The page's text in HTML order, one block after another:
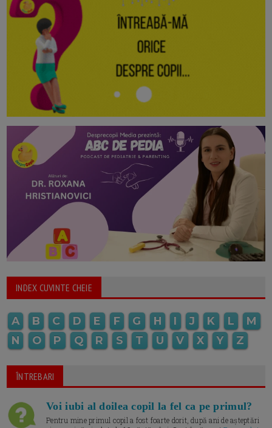
INDEX CUVINTE CHEIE
A B C D E F G H I J K L
M
N
O P Q R S T U V X Y Z
ÎNTREBARI
Voi iubi al doilea copil la fel ca pe primul?
Pentru mine primul copil a fost foarte dorit, după ani de așteptări